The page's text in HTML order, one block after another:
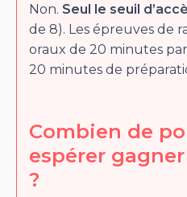
Non. Seul le seuil
de 8). Les épreuves de
oraux de 20 minutes
20 minutes de
Combien de
espérer
?